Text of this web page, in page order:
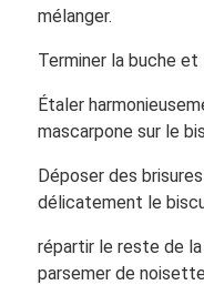
mélanger.
Terminer la buche et
Étaler
mascarpone sur le
Déposer des
délicatement le
répartir le reste de
parsemer de